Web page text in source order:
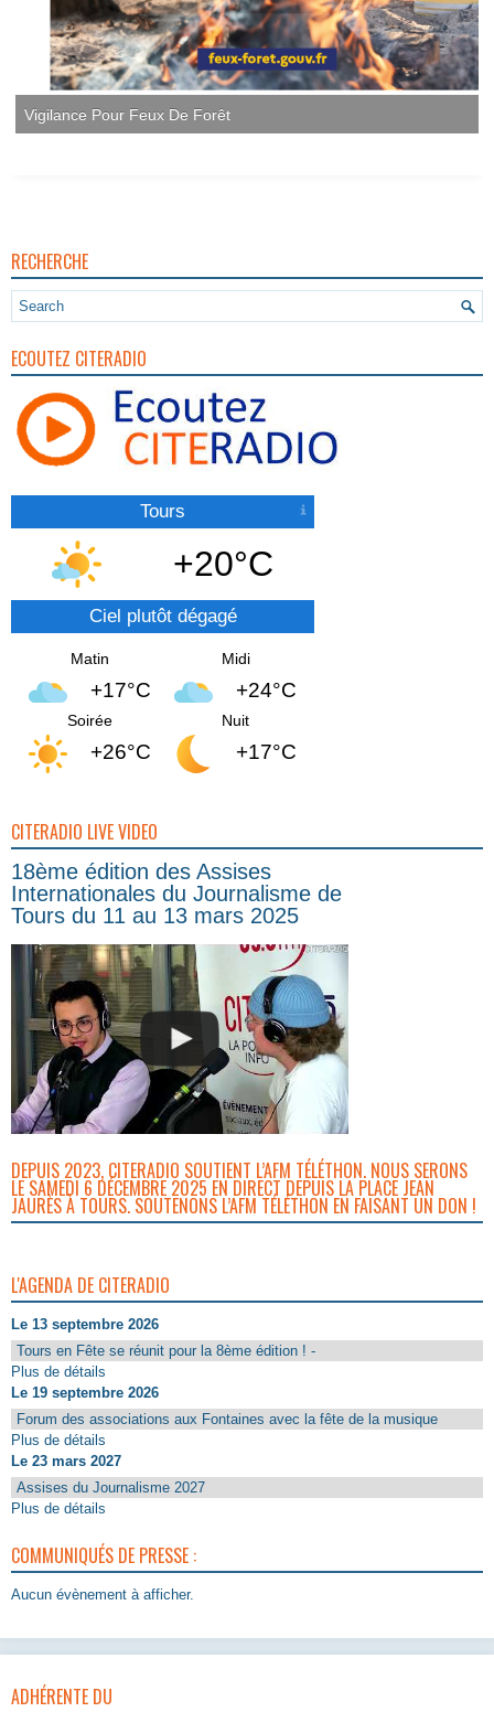
Vigilance Pour Feux De Forêt
RECHERCHE
ECOUTEZ CITERADIO
Tours
+20°C
Ciel plutôt dégagé
Matin
+17°C
Midi
+24°C
Soirée
+26°C
Nuit
+17°C
CITERADIO LIVE VIDEO
18ème édition des Assises
Internationales du Journalisme de
Tours du 11 au 13 mars 2025
DEPUIS 2023, CITERADIO SOUTIENT L’AFM TÉLÉTHON. NOUS SERONS
LE SAMEDI 6 DÉCEMBRE 2025 EN DIRECT DEPUIS LA PLACE JEAN
JAURÈS À TOURS. SOUTENONS L’AFM TÉLÉTHON EN FAISANT UN DON !
L'AGENDA DE CITERADIO
Le 13 septembre 2026
Tours en Fête se réunit pour la 8ème édition ! -
Plus de détails
Le 19 septembre 2026
Forum des associations aux Fontaines avec la fête de la musique
Plus de détails
Le 23 mars 2027
Assises du Journalisme 2027
Plus de détails
COMMUNIQUÉS DE PRESSE :
Aucun évènement à afficher.
ADHÉRENTE DU